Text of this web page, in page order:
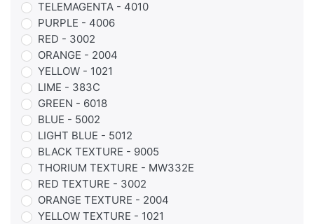
TELEMAGENTA - 4010
PURPLE - 4006
RED - 3002
ORANGE - 2004
YELLOW - 1021
LIME - 383C
GREEN - 6018
BLUE - 5002
LIGHT BLUE - 5012
BLACK TEXTURE - 9005
THORIUM TEXTURE - MW332E
RED TEXTURE - 3002
ORANGE TEXTURE - 2004
YELLOW TEXTURE - 1021